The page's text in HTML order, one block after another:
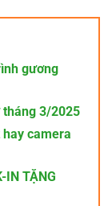
gương
3/2025
camera
IN TẶNG